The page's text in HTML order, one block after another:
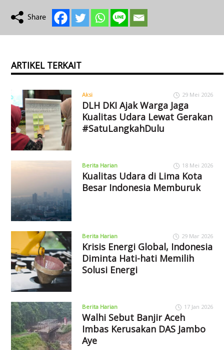
ARTIKEL TERKAIT
Aksi 29 Mei 2026
DLH DKI Ajak Warga Jaga
Kualitas Udara Lewat Gerakan
#SatuLangkahDulu
Berita Harian 18 Mei 2026
Kualitas Udara di Lima Kota
Besar Indonesia Memburuk
Berita Harian 29 Mar 2026
Krisis Energi Global, Indonesia
Diminta Hati-hati Memilih
Solusi Energi
Berita Harian 17 Jan 2026
Walhi Sebut Banjir Aceh
Imbas Kerusakan DAS Jambo
Aye